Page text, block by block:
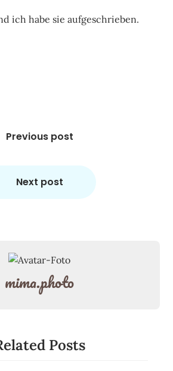
ich habe sie aufgeschrieben.
Previous post
Next post
mima.photo
Posts